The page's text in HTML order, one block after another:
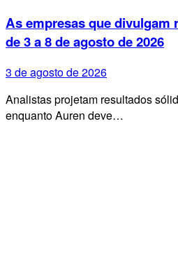
As empresas que divulgam
de 3 a 8 de agosto de 2026
3 de agosto de 2026
Analistas projetam resultados
enquanto Auren deve…